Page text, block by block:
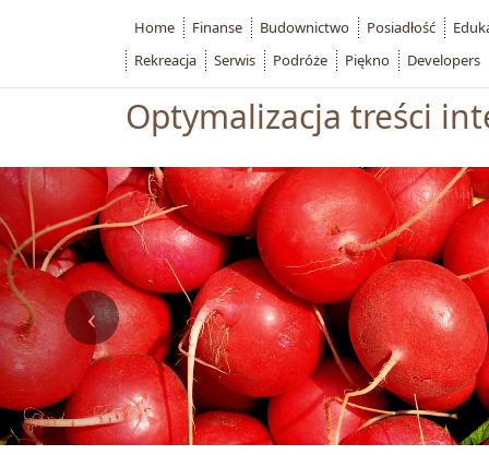
Optymalizacja treści
Home Finanse Budownictwo Posiadłość
Rekreacja
Serwis Podróże Piękno Developers